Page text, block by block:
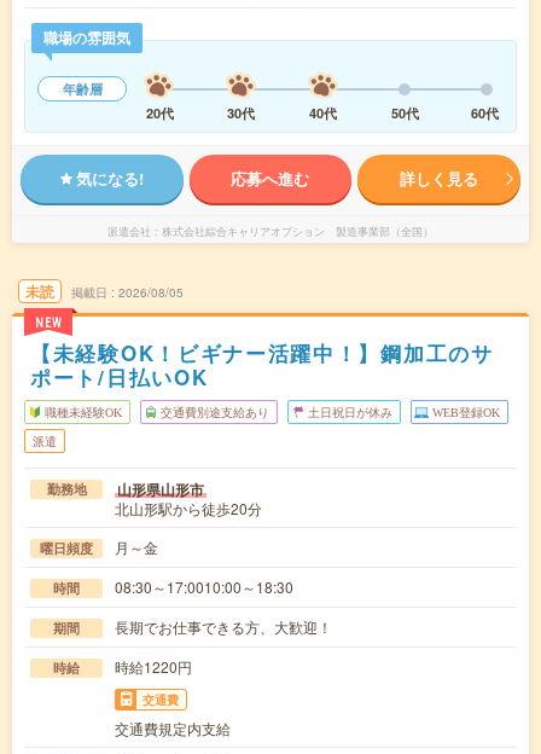
職場の雰囲気
年齢層
20代
30代 40代 50代 60代
気になる! 応募へ進む 詳しく見る
派遣会社 株式会社綜合キャリアオプション 製造事業部（全国）
未読
NEW
掲載日 2026/08/05
【未経験OK！ビギナー活躍中！】鋼加工のサ
ポート/日払いOK
職種未経験OK 交通費別途支給あり 土日祝日が休み WEB登録OK
派遣
勤務地 山形県山形市
北山形駅から徒歩20分
曜日頻度 月～金
時間 08:30～17:0010:00～18:30
期間 長期でお仕事できる方、大歓迎！
時給 時給1220円
交通費
交通費規定内支給